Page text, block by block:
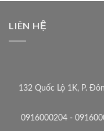
LIÊN HỆ
132 Quốc Lộ 1K, P.
0916000204 -